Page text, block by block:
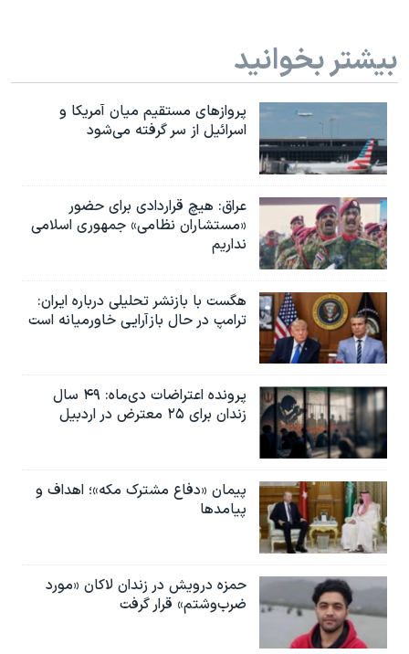
بیشتر بخوانید
پروازهای مستقیم میان آمریکا و
اسرائیل از سر گرفته می‌شود
عراق: هیچ قراردادی برای حضور
«مستشاران نظامی» جمهوری اسلامی
نداریم
هگست با بازنشر تحلیلی درباره ایران:
ترامپ در حال بازآرایی خاورمیانه است
پرونده اعتراضات دی‌ماه: ۴۹ سال
زندان برای ۲۵ معترض در اردبیل
پیمان «دفاع مشترک مکه»؛ اهداف و
پیامدها
حمزه درویش در زندان لاکان «مورد
ضرب‌وشتم» قرار گرفت